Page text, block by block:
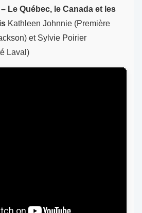
– Le Québec, le Canada et les
Kathleen Johnnie (Première
et Sylvie Poirier
Laval)